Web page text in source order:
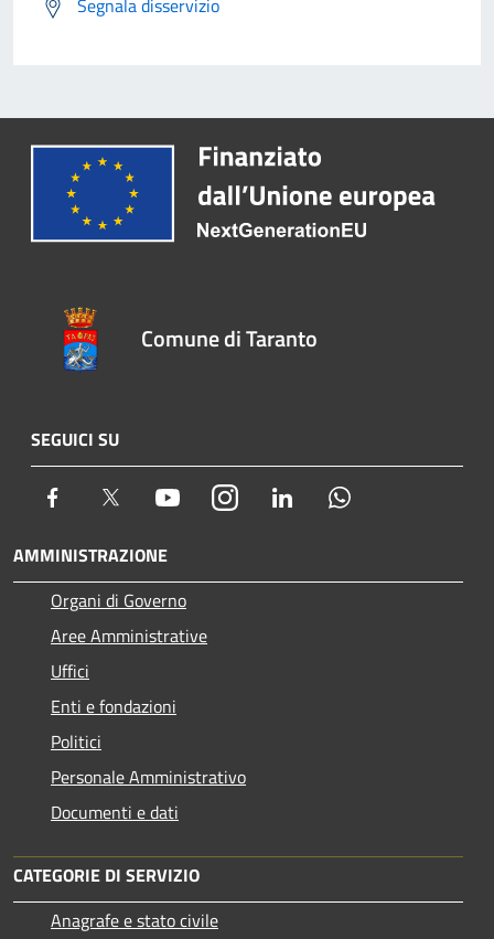
Segnala disservizio
Comune di Taranto
SEGUICI SU
Facebook Twitter YoutubeInstagram LinkedIn
AMMINISTRAZIONE
Organi di Governo
Aree Amministrative
Uffici
Enti e fondazioni
Politici
Personale Amministrativo
Documenti e dati
CATEGORIE DI SERVIZIO
Anagrafe e stato civile